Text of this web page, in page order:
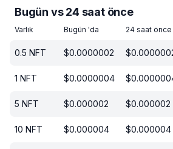
Bugün vs 24 saat önce
Varlık Bugün 'da 24 saat önce
0.5 NFT $0.0000002 $
1 NFT $0.0000004 $
5 NFT $0.000002 $0.000002
10 NFT $0.000004 $0.000004